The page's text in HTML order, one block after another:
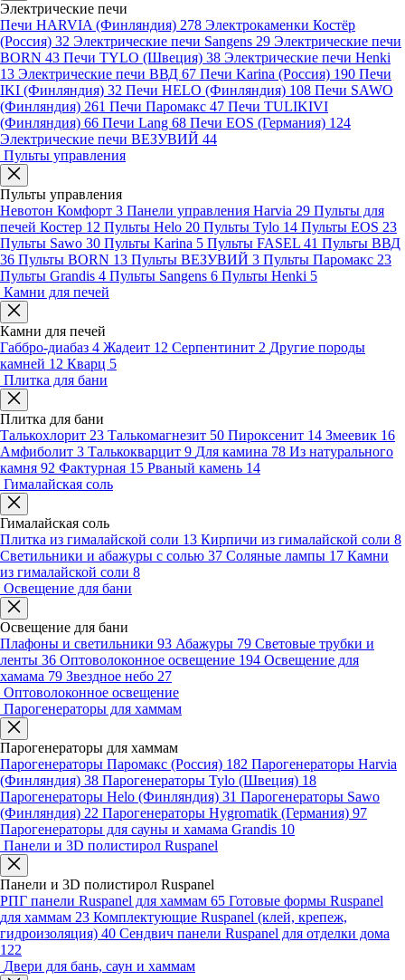
Электрические печи
Печи HARVIA (Финляндия) 278 Электрокаменки Костёр
(Россия) 32 Электрические печи Sangens 29 Электрические печи
BORN 43 Печи TYLO (Швеция) 38 Электрические печи Henki
13 Электрические печи ВВД 67 Печи Karina (Россия) 190 Печи
IKI (Финляндия) 32 Печи HELO (Финляндия) 108 Печи SAWO
(Финляндия) 261 Печи Паромакс 47 Печи TULIKIVI
(Финляндия) 66 Печи Lang 68 Печи EOS (Германия) 124
Электрические печи ВЕЗУВИЙ 44
Пульты управления
Пульты управления
Невотон Комфорт 3 Панели управления Harvia 29 Пульты для
печей Костер 12 Пульты Helo 20 Пульты Tylo 14 Пульты EOS 23
Пульты Sawo 30 Пульты Karina 5 Пульты FASEL 41 Пульты ВВД
36 Пульты BORN 13 Пульты ВЕЗУВИЙ 3 Пульты Паромакс 23
Пульты Grandis 4 Пульты Sangens 6 Пульты Henki 5
Камни для печей
Камни для печей
Габбро-диабаз 4 Жадеит 12 Серпентинит 2 Другие породы
камней 12 Кварц 5
Плитка для бани
Плитка для бани
Талькохлорит 23 Талькомагнезит 50 Пироксенит 14 Змеевик 16
Амфиболит 3 Талькокварцит 9 Для камина 78 Из натурального
камня 92 Фактурная 15 Рваный камень 14
Гималайская соль
Гималайская соль
Плитка из гималайской соли 13 Кирпичи из гималайской соли 8
Светильники и абажуры с солью 37 Соляные лампы 17 Камни
из гималайской соли 8
Освещение для бани
Освещение для бани
Плафоны и светильники 93 Абажуры 79 Световые трубки и
ленты 36 Оптоволоконное освещение 194 Освещение для
хамама 79 Звездное небо 27
Оптоволоконное освещение
Парогенераторы для хаммам
Парогенераторы для хаммам
Парогенераторы Паромакс (Россия) 182 Парогенераторы Harvia
(Финляндия) 38 Парогенераторы Tylo (Швеция) 18
Парогенераторы Helo (Финляндия) 31 Парогенераторы Sawo
(Финляндия) 22 Парогенераторы Hygromatik (Германия) 97
Парогенераторы для сауны и хамама Grandis 10
Панели и 3D полистирол Ruspanel
Панели и 3D полистирол Ruspanel
РПГ панели Ruspanel для хаммам 65 Готовые формы Ruspanel
для хаммам 23 Комплектующие Ruspanel (клей, крепеж,
гидроизоляция) 40 Сендвич панели Ruspanel для отделки дома
122
Двери для бань, саун и хаммам